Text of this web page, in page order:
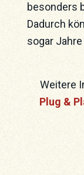
besonders
Dadurch
sogar
Weitere
Plug &